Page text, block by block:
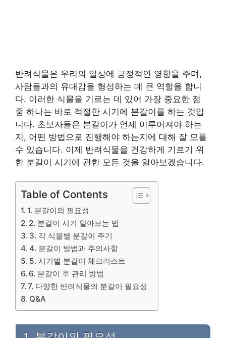
반려식물은 우리의 일상에 긍정적인 영향을 주며,
사람들과의 유대감을 형성하는 데 큰 역할을 합니
다. 이러한 식물을 기르는 데 있어 가장 중요한 점
중 하나는 바로 적절한 시기에 분갈이를 하는 것입
니다. 초보자들은 분갈이가 언제 이루어져야 하는
지, 어떤 방법으로 진행해야 하는지에 대해 잘 모를
수 있습니다. 이제 반려식물을 건강하게 기르기 위
한 분갈이 시기에 관한 모든 것을 알아보겠습니다.
Table of Contents
1. 분갈이의 필요성
2. 분갈이 시기 알아보는 법
3. 각 식물별 분갈이 주기
4. 분갈이 방법과 주의사항
5. 시기별 분갈이 체크리스트
6. 분갈이 후 관리 방법
7. 다양한 반려식물의 분갈이 필요성
Q&A